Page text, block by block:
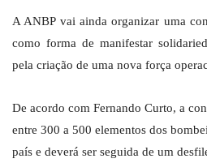
A ANBP vai ainda organizar uma
como forma de manifestar
pela criação de uma nova força
De acordo com Fernando Curto, a
entre 300 a 500 elementos dos
país e deverá ser seguida de um